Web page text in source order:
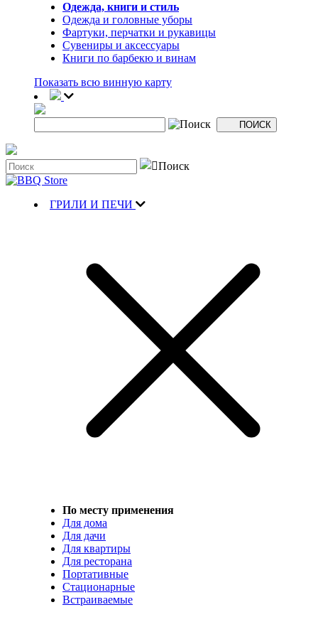
Одежда, книги и стиль
Одежда и головные уборы
Фартуки, перчатки и рукавицы
Сувениры и аксессуары
Книги по барбекю и винам
Показать всю винную карту
ГРИЛИ И ПЕЧИ
По месту применения
Для дома
Для дачи
Для квартиры
Для ресторана
Портативные
Стационарные
Встраиваемые